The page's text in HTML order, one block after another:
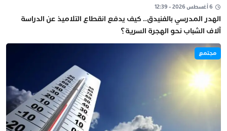
6 أغسطس 2026 - 12:39
الهدر المدرسي بالفنيدق.. كيف يدفع انقطاع التلاميذ عن الدراسة
آلاف الشباب نحو الهجرة السرية؟
مجتمع